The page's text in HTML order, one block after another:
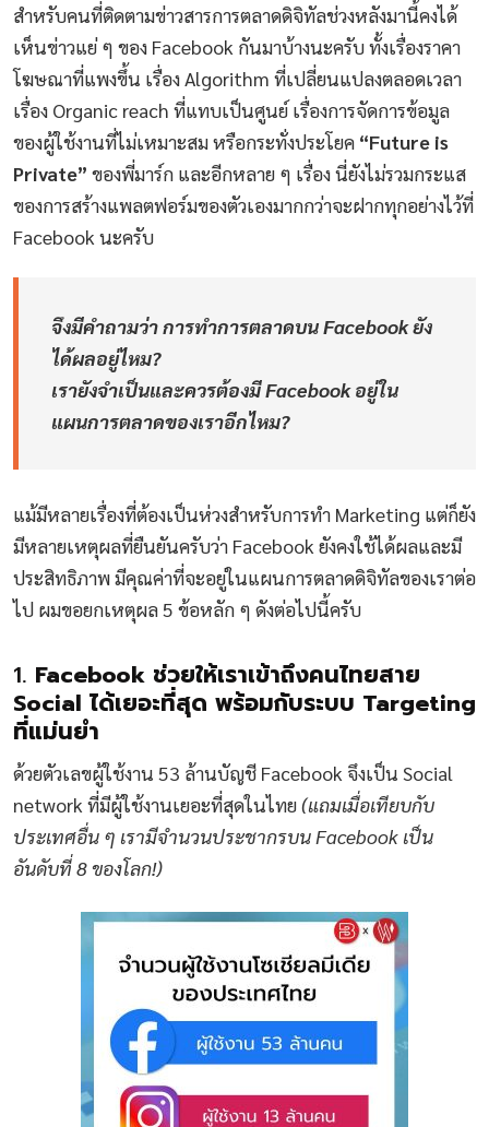
สำหรับคนที่ติดตามข่าวสารการตลาดดิจิทัลช่วงหลังมานี้คงได้
เห็นข่าวแย่ ๆ ของ Facebook กันมาบ้างนะครับ ทั้งเรื่องราคา
โฆษณาที่แพงขึ้น เรื่อง Algorithm ที่เปลี่ยนแปลงตลอดเวลา
เรื่อง Organic reach ที่แทบเป็นศูนย์ เรื่องการจัดการข้อมูล
ของผู้ใช้งานที่ไม่เหมาะสม หรือกระทั่งประโยค “Future is
Private” ของพี่มาร์ก และอีกหลาย ๆ เรื่อง นี่ยังไม่รวมกระแส
ของการสร้างแพลตฟอร์มของตัวเองมากกว่าจะฝากทุกอย่างไว้ที่
Facebook นะครับ
จึงมีคำถามว่า การทำการตลาดบน Facebook ยัง
ได้ผลอยู่ไหม?
เรายังจำเป็นและควรต้องมี Facebook อยู่ใน
แผนการตลาดของเราอีกไหม?
แม้มีหลายเรื่องที่ต้องเป็นห่วงสำหรับการทำ Marketing แต่ก็ยัง
มีหลายเหตุผลที่ยืนยันครับว่า Facebook ยังคงใช้ได้ผลและมี
ประสิทธิภาพ มีคุณค่าที่จะอยู่ในแผนการตลาดดิจิทัลของเราต่อ
ไป ผมขอยกเหตุผล 5 ข้อหลัก ๆ ดังต่อไปนี้ครับ
1. Facebook ช่วยให้เราเข้าถึงคนไทยสาย
Social ได้เยอะที่สุด พร้อมกับระบบ Targeting
ที่แม่นยำ
ด้วยตัวเลขผู้ใช้งาน 53 ล้านบัญชี Facebook จึงเป็น Social
network ที่มีผู้ใช้งานเยอะที่สุดในไทย(แถมเมื่อเทียบกับ
ประเทศอื่น ๆ เรามีจำนวนประชากรบน Facebook เป็น
อันดับที่ 8 ของโลก!)